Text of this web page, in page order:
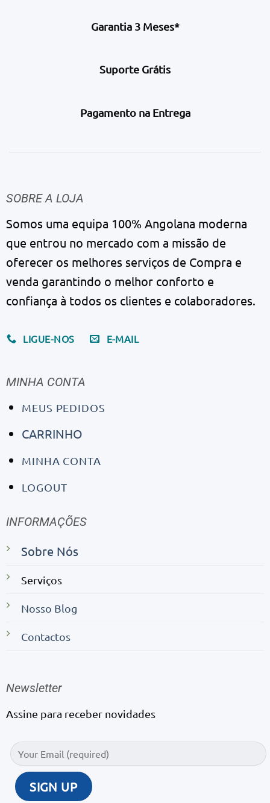
Garantia 3 Meses*
Suporte Grátis
Pagamento na Entrega
SOBRE A LOJA
Somos uma equipa 100% Angolana moderna
que entrou no mercado com a missão de
oferecer os melhores serviços de Compra e
venda garantindo o melhor conforto e
confiança à todos os clientes e colaboradores.
LIGUE-NOS E-MAIL
MINHA CONTA
MEUS PEDIDOS
CARRINHO
MINHA CONTA
LOGOUT
INFORMAÇÕES
Sobre Nós
Serviços
Nosso Blog
Contactos
Newsletter
Assine para receber novidades